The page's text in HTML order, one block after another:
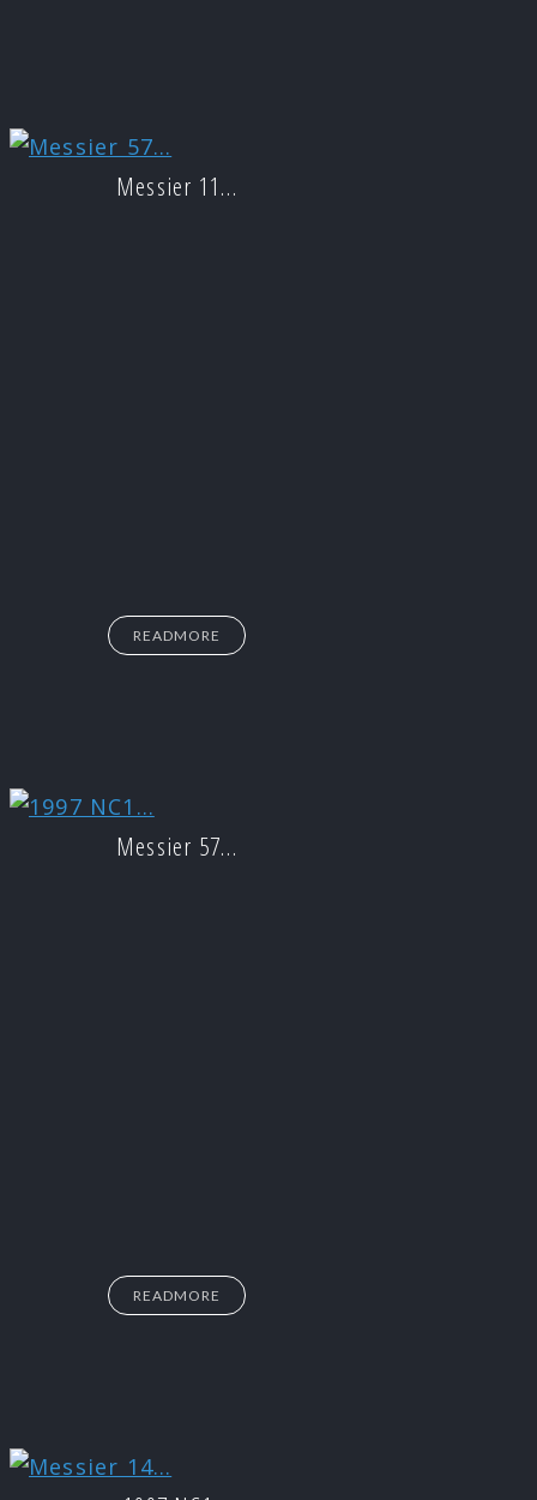
Messier 11…
READMORE
Messier 57…
READMORE